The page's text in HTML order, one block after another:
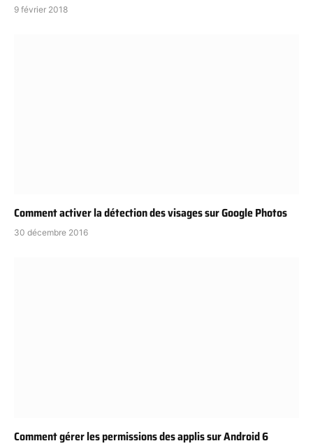
9 février 2018
Comment activer la détection des visages sur Google Photos
30 décembre 2016
Comment gérer les permissions des applis sur Android 6